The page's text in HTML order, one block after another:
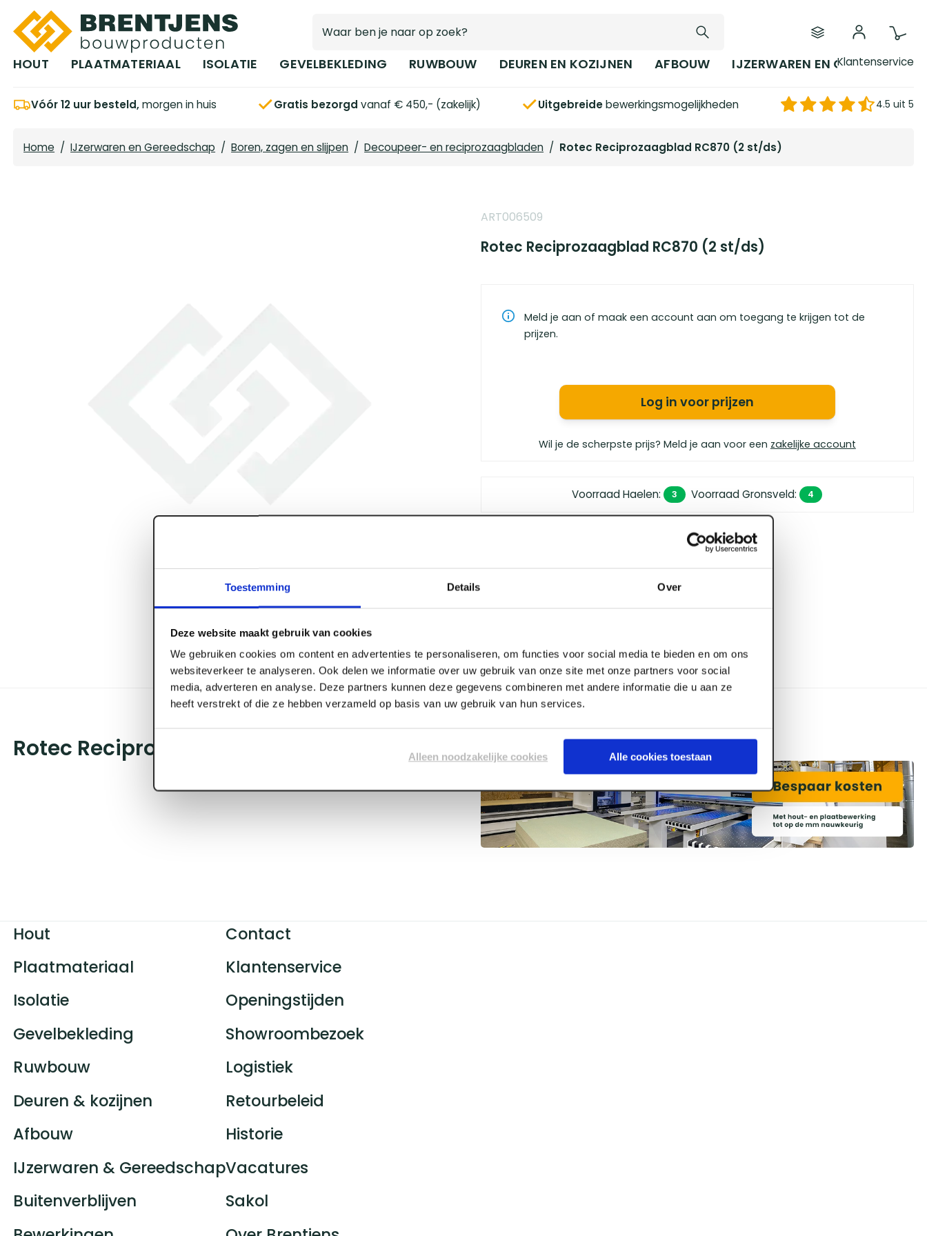
Toestemming Details Over
Deze website maakt gebruik van cookies
We gebruiken cookies om content en advertenties te personaliseren, om functies voor social media te bieden en om ons
websiteverkeer te analyseren. Ook delen we informatie over uw gebruik van onze site met onze partners voor social
media, adverteren en analyse. Deze partners kunnen deze gegevens combineren met andere informatie die u aan ze
heeft verstrekt of die ze hebben verzameld op basis van uw gebruik van hun services.
Alleen noodzakelijke cookies Alle cookies toestaan
Ga naar hoofdinhoud
HOUT PLAATMATERIAAL ISOLATIE GEVELBEKLEDING RUWBOUW DEUREN EN KOZIJNEN AFBOUW IJZERWAREN EN GEREEDSCHAP
Klantenservice
Vóór 12 uur besteld,morgen in huis Gratis bezorgd vanaf € 450,- (zakelijk) Uitgebreidebewerkingsmogelijkheden 4.5 uit 5
Home / IJzerwaren en Gereedschap / Boren, zagen en slijpen / Decoupeer- en reciprozaagbladen / Rotec Reciprozaagblad RC870 (2 st/ds)
ART006509
Rotec Reciprozaagblad RC870 (2 st/ds)
Meld je aan of maak een account aan om toegang te krijgen tot de
prijzen.
Log in voor prijzen
Wil je de scherpste prijs? Meld je aan voor een zakelijke account
Voorraad Haelen: 3 Voorraad Gronsveld: 4
vanaf € 450,- (zakelijk)
een 4.5 uit 5
Rotec Reciprozaagblad RC870 (2 st/ds)
Hout
Plaatmateriaal
Isolatie
Gevelbekleding
Ruwbouw
Deuren & kozijnen
Afbouw
IJzerwaren & Gereedschap
Buitenverblijven
Contact
Klantenservice
Openingstijden
Showroombezoek
Logistiek
Retourbeleid
Historie
Vacatures
Sakol